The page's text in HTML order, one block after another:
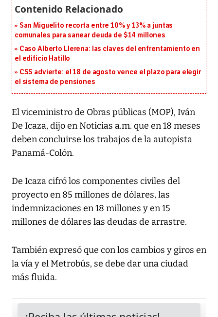
San Miguelito recorta entre 10% y 13% a juntas
comunales para sanear deuda de $14 millones
Caso Alberto Llerena: las claves del enfrentamiento en
el edificio Hatillo
CSS advierte: el 18 de agosto vence el plazo para elegir
el sistema de pensiones
El viceministro de Obras públicas (MOP), Iván
De Icaza, dijo en Noticias a.m. que en 18 meses
deben concluirse los trabajos de la autopista
Panamá-Colón.
De Icaza cifró los componentes civiles del
proyecto en 85 millones de dólares, las
indemnizaciones en 18 millones y en 15
millones de dólares las deudas de arrastre.
También expresó que con los cambios y giros en
la vía y el Metrobús, se debe dar una ciudad
más fluida.